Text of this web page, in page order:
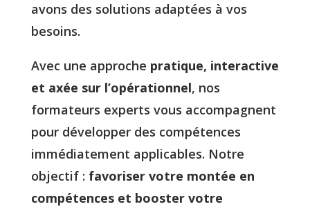
avons des solutions adaptées à vos
besoins.
Avec une approche pratique, interactive
et axée sur l’opérationnel, nos
formateurs experts vous accompagnent
pour développer des compétences
immédiatement applicables. Notre
objectif : favoriser votre montée en
compétences et booster votre